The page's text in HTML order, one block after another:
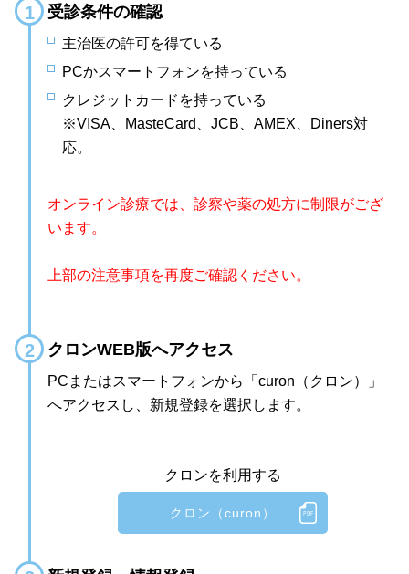
受診条件の確認
主治医の許可を得ている
PCかスマートフォンを持っている
クレジットカードを持っている
※VISA、MasteCard、JCB、AMEX、Diners対
応。
オンライン診療では、診察や薬の処方に制限がござ
います。
上部の注意事項を再度ご確認ください。
クロンWEB版へアクセス
PCまたはスマートフォンから「curon（クロン）」
へアクセスし、新規登録を選択します。
クロンを利用する
クロン（curon）